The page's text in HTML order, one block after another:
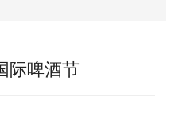
际啤酒节